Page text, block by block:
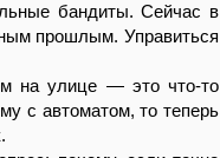
бандиты. Сейчас в
прошлым. Управиться
на улице — это что-то
с автоматом, то теперь